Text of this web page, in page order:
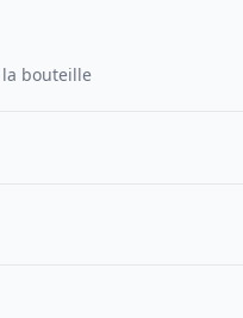
bouteille